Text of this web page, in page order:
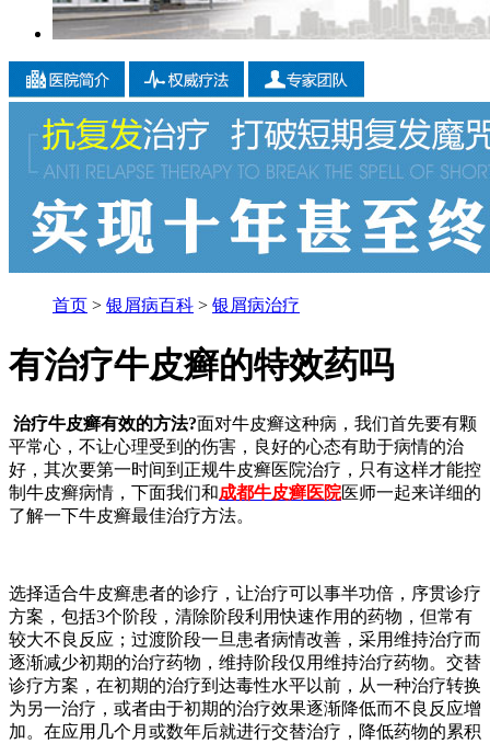
首页 > 银屑病百科 > 银屑病治疗
有治疗牛皮癣的特效药吗
治疗牛皮癣有效的方法?面对牛皮癣这种病，我们首先要有颗
平常心，不让心理受到的伤害，良好的心态有助于病情的治
好，其次要第一时间到正规牛皮癣医院治疗，只有这样才能控
制牛皮癣病情，下面我们和成都牛皮癣医院医师一起来详细的
了解一下牛皮癣最佳治疗方法。
选择适合牛皮癣患者的诊疗，让治疗可以事半功倍，序贯诊疗
方案，包括3个阶段，清除阶段利用快速作用的药物，但常有
较大不良反应；过渡阶段一旦患者病情改善，采用维持治疗而
逐渐减少初期的治疗药物，维持阶段仅用维持治疗药物。交替
诊疗方案，在初期的治疗到达毒性水平以前，从一种治疗转换
为另一治疗，或者由于初期的治疗效果逐渐降低而不良反应增
加。在应用几个月或数年后就进行交替治疗，降低药物的累积